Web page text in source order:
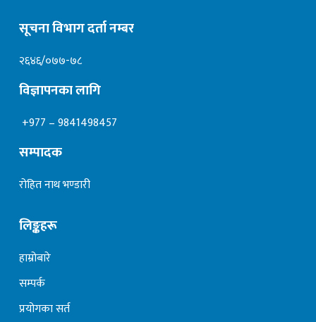
सूचना विभाग दर्ता नम्बर
२६४६/०७७-७८
विज्ञापनका लागि
+977 – 9841498457
सम्पादक
रोहित नाथ भण्डारी
लिङ्कहरू
हाम्रोबारे
सम्पर्क
प्रयोगका सर्त